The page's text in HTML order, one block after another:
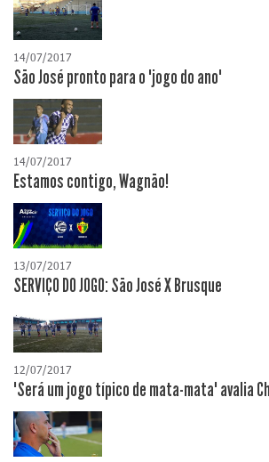
14/07/2017
São José pronto para o "jogo do ano"
14/07/2017
Estamos contigo, Wagnão!
13/07/2017
SERVIÇO DO JOGO: São José X Brusque
12/07/2017
"Será um jogo típico de mata-mata" avalia